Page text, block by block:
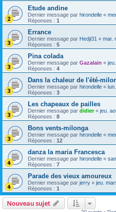
Etude andine
Dernier message par hirondelle «
Réponses : 1
Errance
Dernier message par Hedji31 « mar.
Réponses : 5
Pina colada
Dernier message par Gazalain «
Réponses : 4
Dans la chaleur de l'été-
Dernier message par hirondelle «
Réponses : 3
Les chapeaux de pailles
Dernier message par didier« jeu.
Réponses : 8
Bons vents-milonga
Dernier message par hirondelle «
Réponses : 12
danza la maria Francesca
Dernier message par hirondelle «
Réponses : 7
Parade des vieux amoureux
Dernier message par jerry « jeu.
Réponses : 1
Nouveau sujet